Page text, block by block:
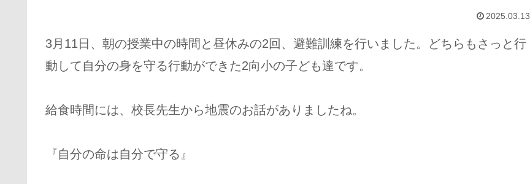
2025.03.13
3月11日、朝の授業中の時間と昼休みの2回、避難訓練を行いました。どちらもさっと行
動して自分の身を守る行動ができた2向小の子ども達です。
給食時間には、校長先生から地震のお話がありましたね。
『自分の命は自分で守る』